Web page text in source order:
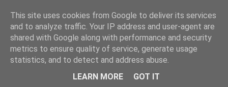
ERT Grécia
This site uses cookies from Google to deliver its services
and to analyze traffic. Your IP address and user-agent are
shared with Google along with performance and security
metrics to ensure quality of service, generate usage
statistics, and to detect and address abuse.
LEARN MORE
GOT IT